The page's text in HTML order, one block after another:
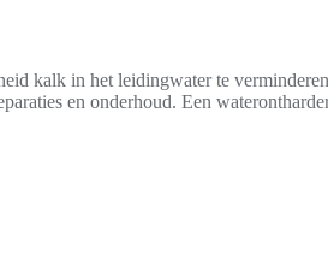
kalk in het leidingwater te
en onderhoud. Een